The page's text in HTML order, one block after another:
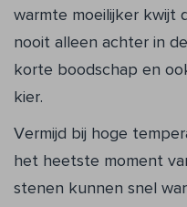
warmte moeilijker kwijt
nooit alleen achter in
korte boodschap en
kier.
Vermijd bij hoge
het heetste moment
stenen kunnen snel